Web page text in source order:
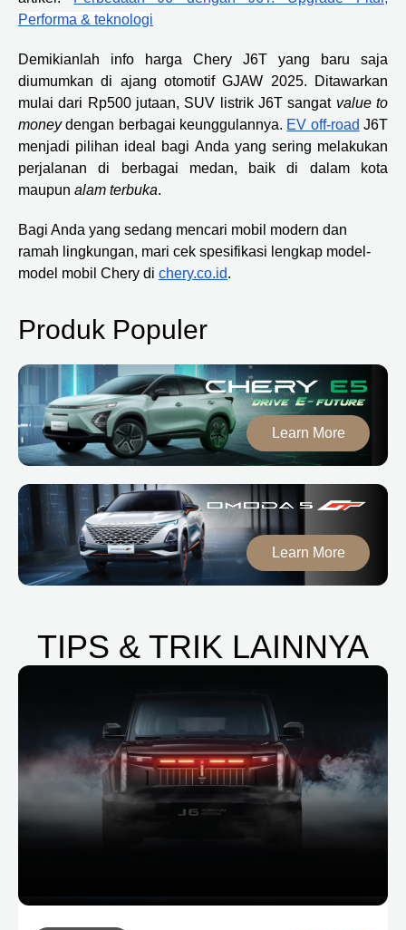
Performa & teknologi
Demikianlah info harga Chery J6T yang baru saja
diumumkan di ajang otomotif GJAW 2025. Ditawarkan
mulai dari Rp500 jutaan, SUV listrik J6T sangat value to
moneydengan berbagai keunggulannya. EV off-road J6T
menjadi pilihan ideal bagi Anda yang sering melakukan
perjalanan di berbagai medan, baik di dalam kota
maupun alam terbuka.
Bagi Anda yang sedang mencari mobil modern dan
ramah lingkungan, mari cek spesifikasi lengkap model-
model mobil Chery di chery.co.id.
Produk Populer
Learn More
Learn More
TIPS & TRIK LAINNYA